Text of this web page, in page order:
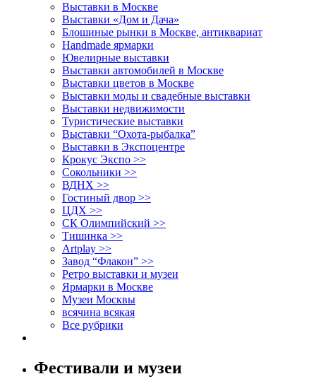
Выставки в Москве
Выставки «Дом и Дача»
Блошиные рынки в Москве, антиквариат
Handmade ярмарки
Ювелирные выставки
Выставки автомобилей в Москве
Выставки цветов в Москве
Выставки моды и свадебные выставки
Выставки недвижимости
Туристические выставки
Выставки “Охота-рыбалка”
Выставки в Экспоцентре
Крокус Экспо >>
Сокольники >>
ВДНХ >>
Гостиный двор >>
ЦДХ >>
СК Олимпийский >>
Тишинка >>
Artplay >>
Завод “Флакон” >>
Ретро выставки и музеи
Ярмарки в Москве
Музеи Москвы
всячина всякая
Все рубрики
Фестивали и музеи